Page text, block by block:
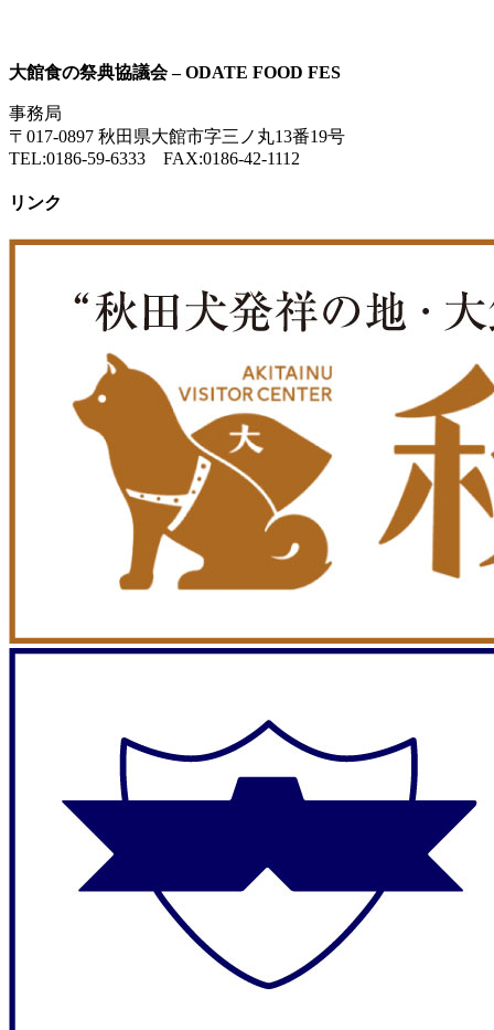
大館食の祭典協議会 – ODATE FOOD FES
事務局
〒017-0897 秋田県大館市字三ノ丸13番19号
TEL:0186-59-6333 FAX:0186-42-1112
リンク